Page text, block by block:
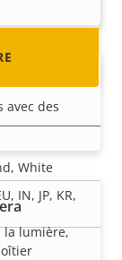
avec des
la lumière,
White
IN, JP, KR,